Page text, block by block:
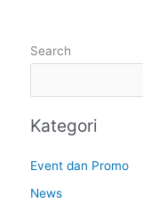
Search
Kategori
Event dan Promo
News